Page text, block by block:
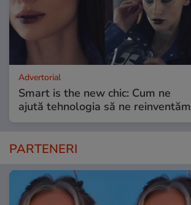
Advertorial
Smart is the new chic: Cum ne
ajută tehnologia să ne reinventăm
PARTENERI